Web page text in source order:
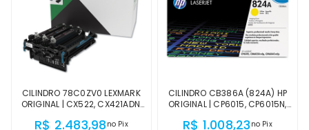
CILINDRO 78C0ZV0 LEXMARK
ORIGINAL | CX522, CX421ADN,
CX522ADE, CX421, CS622,
R$ 2.483,98 no Pix
CILINDRO CB386A (824A) HP
ORIGINAL | CP6015, CP6015N,
AMARELO | PRODUTO OFICIAL
R$ 1.008,23 no Pix